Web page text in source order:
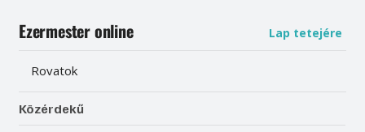
Ezermester online Lap tetejére
Rovatok
Közérdekű